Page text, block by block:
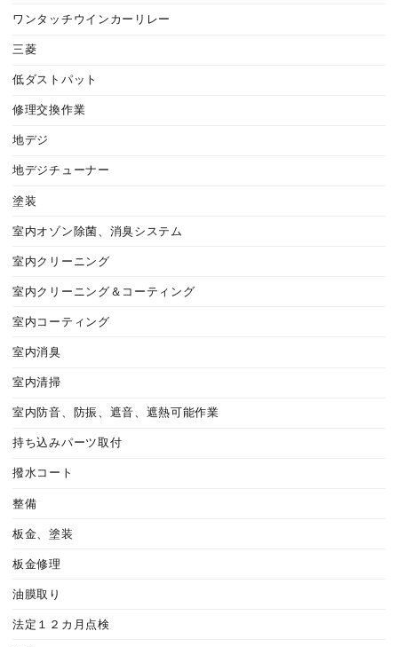
ワンタッチウインカーリレー
三菱
低ダストパット
修理交換作業
地デジ
地デジチューナー
塗装
室内オゾン除菌、消臭システム
室内クリーニング
室内クリーニング＆コーティング
室内コーティング
室内消臭
室内清掃
室内防音、防振、遮音、遮熱可能作業
持ち込みパーツ取付
撥水コート
整備
板金、塗装
板金修理
油膜取り
法定１２カ月点検